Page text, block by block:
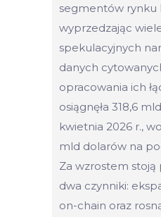
segmentów rynku
wyprzedzając
spekulacyjnych
danych
opracowania ich
osiągnęła 318,6
kwietnia 2026 r.,
mld dolarów na
Za wzrostem stoją
dwa czynniki:
on-chain oraz